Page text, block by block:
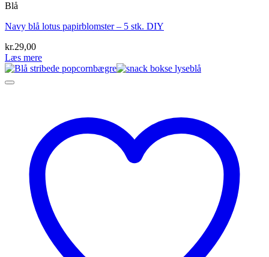
Blå
Navy blå lotus papirblomster – 5 stk. DIY
kr.29,00
Læs mere